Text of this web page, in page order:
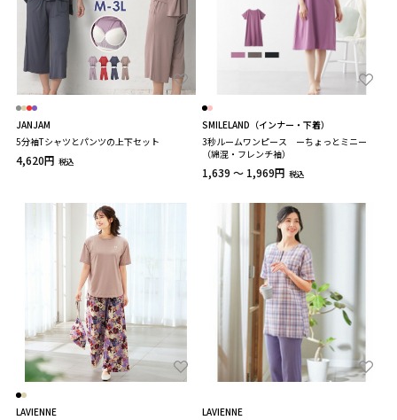
JANJAM
5分袖Tシャツとパンツの上下セット
4,620円 税込
SMILELAND（インナー・下着）
3秒ルームワンピース ーちょっとミニー
（綿混・フレンチ袖）
1,639 ～ 1,969円 税込
LAVIENNE
LAVIENNE